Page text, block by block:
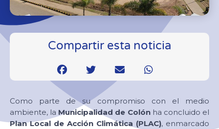
Compartir esta noticia
Como parte de su compromiso con el medio
ambiente, la Municipalidad de Colónha concluido el
Plan Local de Acción Climática (PLAC), enmarcado